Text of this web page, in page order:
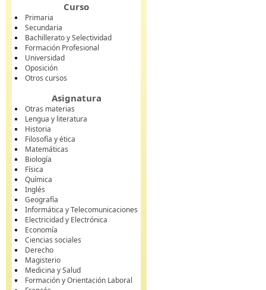
Curso
Primaria
Secundaria
Bachillerato y Selectividad
Formación Profesional
Universidad
Oposición
Otros cursos
Asignatura
Otras materias
Lengua y literatura
Historia
Filosofía y ética
Matemáticas
Biología
Física
Química
Inglés
Geografía
Informática y Telecomunicaciones
Electricidad y Electrónica
Economía
Ciencias sociales
Derecho
Magisterio
Medicina y Salud
Formación y Orientación Laboral